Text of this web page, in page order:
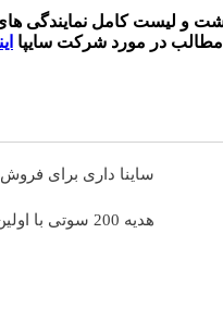
و لیست کامل نمایندگی
مطالب در مورد شرکت سایپا
ساینا داری برای
هدیه 200 سوتی با اولین خرید از گرمی،همین حالا ثبت نام کن